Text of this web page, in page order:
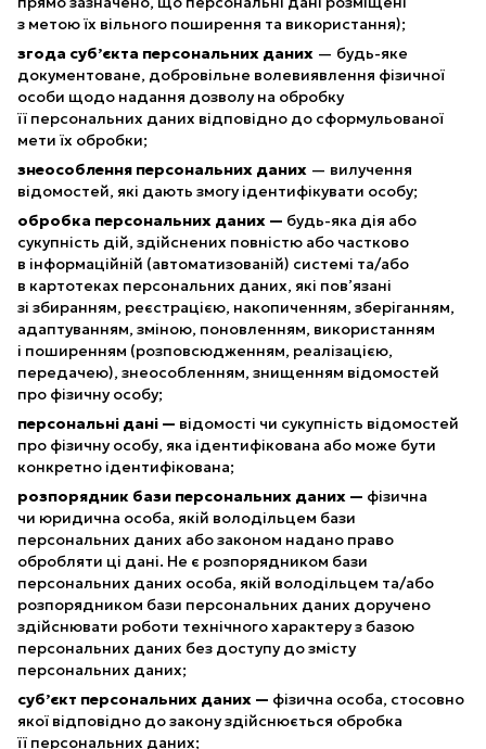
з метою їх вільного поширення та використання);
згода суб’єкта персональних даних — будь-яке
документоване, добровільне волевиявлення фізичної
особи щодо надання дозволу на обробку
її персональних даних відповідно до сформульованої
мети їх обробки;
знеособлення персональних даних — вилучення
відомостей, які дають змогу ідентифікувати особу;
обробка персональних даних — будь-яка дія або
сукупність дій, здійснених повністю або частково
в інформаційній (автоматизованій) системі та/або
в картотеках персональних даних, які пов’язані
зі збиранням, реєстрацією, накопиченням, зберіганням,
адаптуванням, зміною, поновленням, використанням
і поширенням (розповсюдженням, реалізацією,
передачею), знеособленням, знищенням відомостей
про фізичну особу;
персональні дані — відомості чи сукупність відомостей
про фізичну особу, яка ідентифікована або може бути
конкретно ідентифікована;
розпорядник бази персональних даних — фізична
чи юридична особа, якій володільцем бази
персональних даних або законом надано право
обробляти ці дані. Не є розпорядником бази
персональних даних особа, якій володільцем та/або
розпорядником бази персональних даних доручено
здійснювати роботи технічного характеру з базою
персональних даних без доступу до змісту
персональних даних;
суб’єкт персональних даних — фізична особа, стосовно
якої відповідно до закону здійснюється обробка
її персональних даних;